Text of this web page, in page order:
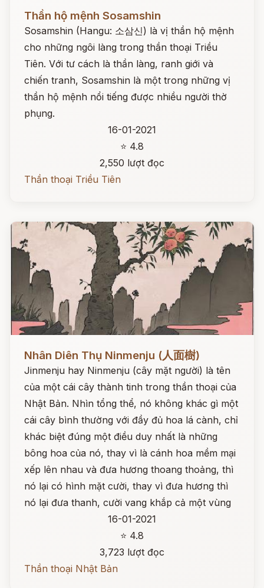
Đọc ngay
Thần hộ mệnh Sosamshin
Sosamshin (Hangu: 소삼신) là vị thần hộ mệnh
cho những ngôi làng trong thần thoại Triều
Tiên. Với tư cách là thần làng, ranh giới và
chiến tranh, Sosamshin là một trong những vị
thần hộ mệnh nổi tiếng được nhiều người thờ
phụng.
16-01-2021
⭐ 4.8
2,550 lượt đọc
Thần thoại Triều Tiên
Nhân Diên Thụ Ninmenju (人面樹)
Jinmenju hay Ninmenju (cây mặt người) là tên
của một cái cây thành tinh trong thần thoại của
Nhật Bản. Nhìn tổng thể, nó không khác gì một
cái cây bình thường với đầy đủ hoa lá cành, chỉ
khác biệt đúng một điều duy nhất là những
bông hoa của nó, thay vì là cánh hoa mềm mại
xếp lên nhau và đưa hương thoang thoảng, thì
nó lại có hình mặt cười, thay vì đưa hương thì
nó lại đưa thanh, cười vang khắp cả một vùng
16-01-2021
⭐ 4.8
3,723 lượt đọc
Thần thoại Nhật Bản